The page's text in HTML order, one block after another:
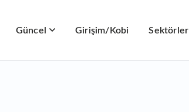
Güncel Girişim/Kobi Sektörler